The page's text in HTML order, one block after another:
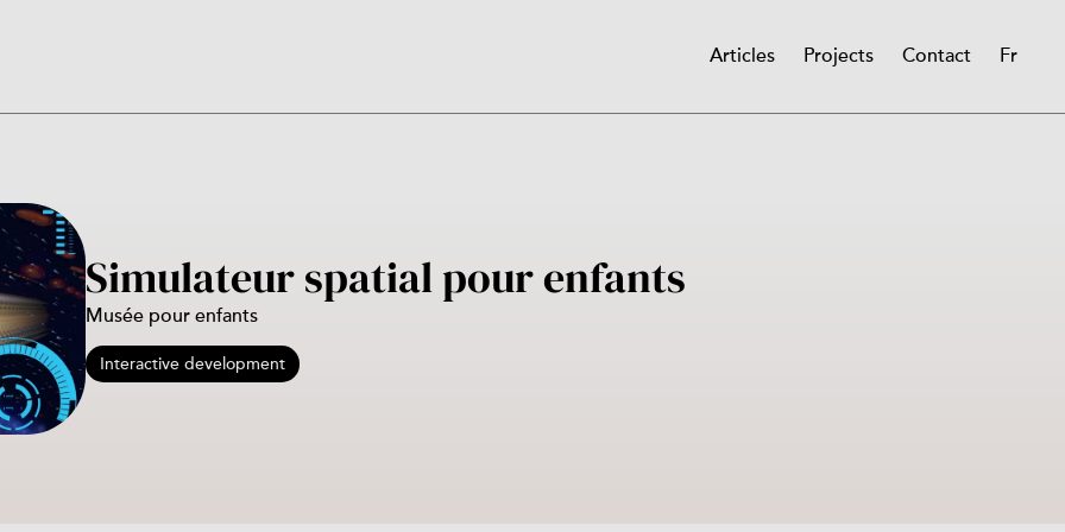
navigation
Articles Projects Contact Fr
Simulateur spatial pour enfants
Musée pour enfants
Interactive development